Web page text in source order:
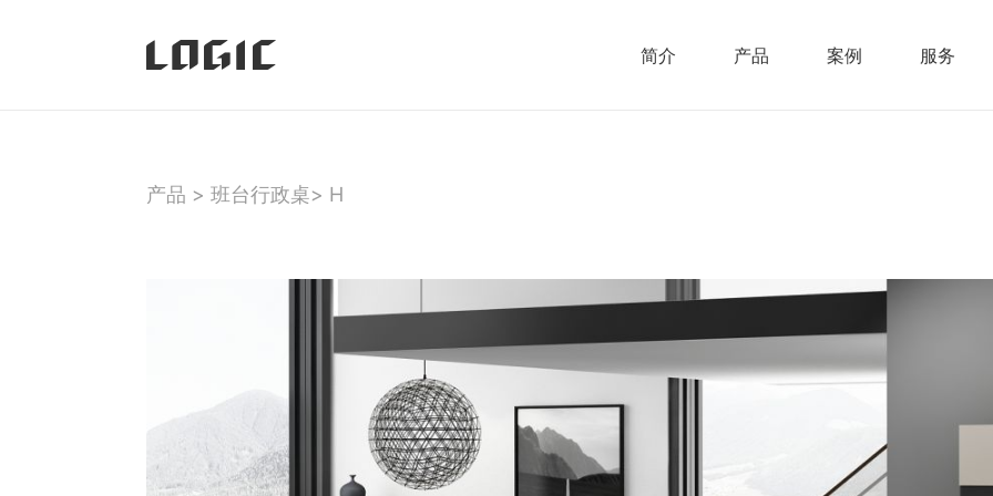
简介 产品 案例 服务
产品 > 班台行政桌> H